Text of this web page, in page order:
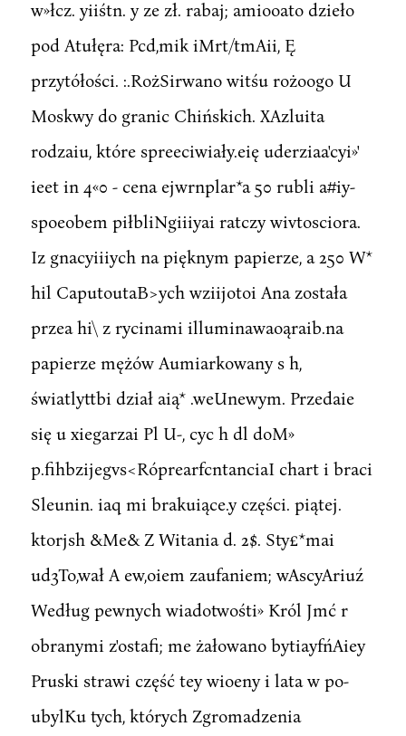
w»łcz. yiiśtn. y ze zł. rabaj; amiooato dzieło
pod Atułęra: Pcd,mik iMrt/tmAii, Ę
przytółości. :.RożSirwano witśu rożoogo U
Moskwy do granic Chińskich. XAzluita
rodzaiu, które spreeciwiały.eię uderziaa'cyi»'
ieet in 4«0 - cena ejwrnplar*a 50 rubli a#iy-
spoeobem piłbliNgiiiyai ratczy wivtosciora.
Iz gnacyiiiych na pięknym papierze, a 250 W*
hil CaputoutaB>ych wziijotoi Ana została
przea hi\ z rycinami illuminawaoąraib.na
papierze mężów Aumiarkowany s h,
światlyttbi dział aią* .weUnewym. Przedaie
się u xiegarzai Pl U-, cyc h dl doM»
p.fihbzijegvs<RóprearfcntanciaI chart i braci
Sleunin. iaq mi brakuiące.y części. piątej.
ktorjsh &Me& Z Witania d. 2$. Sty£*mai
ud3To,wał A ew,oiem zaufaniem; wAscyAriuź
Według pewnych wiadotwośti» Król Jmć r
obranymi z'ostafi; me żałowano bytiayfńAiey
Pruski strawi część tey wioeny i lata w po-
ubylKu tych, których Zgromadzenia